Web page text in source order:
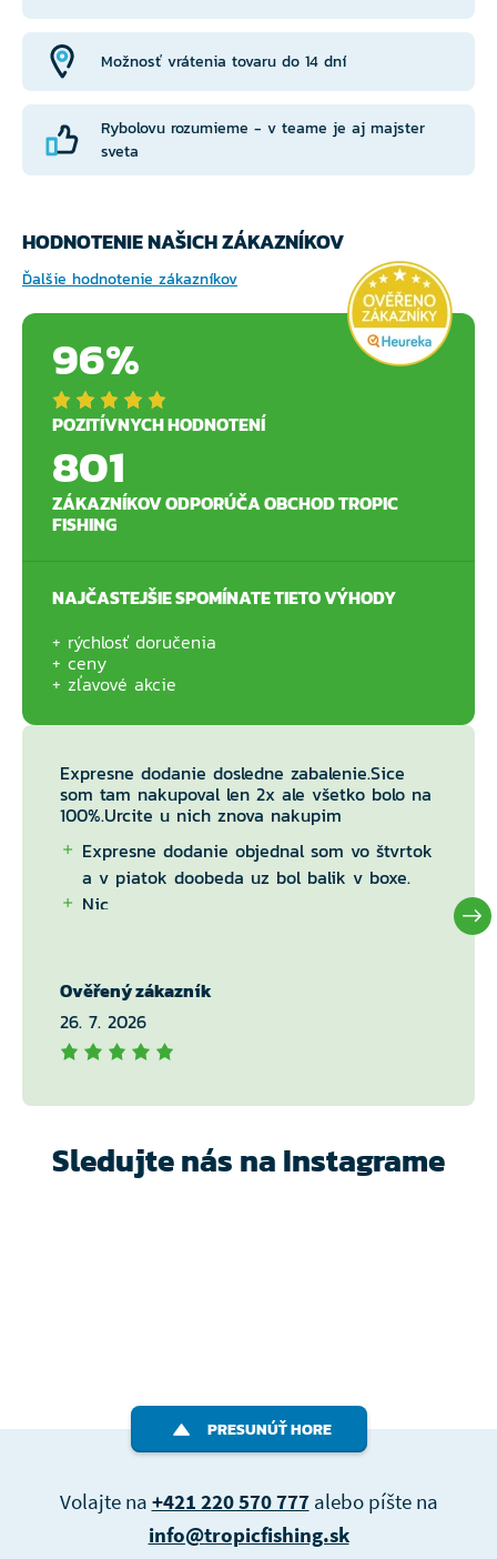
Možnosť vrátenia tovaru do 14 dní
Rybolovu rozumieme - v teame je aj majster
sveta
HODNOTENIE NAŠICH ZÁKAZNÍKOV
Ďalšie hodnotenie zákazníkov
96%
POZITÍVNYCH HODNOTENÍ
801
ZÁKAZNÍKOV ODPORÚČA OBCHOD TROPIC
FISHING
NAJČASTEJŠIE SPOMÍNATE TIETO VÝHODY
rýchlosť doručenia
ceny
zľavové akcie
Expresne dodanie dosledne zabalenie.Sice
som tam nakupoval len 2x ale všetko bolo na
100%.Urcite u nich znova nakupim
Expresne dodanie objednal som vo štvrtok
a v piatok doobeda uz bol balik v boxe.
Nic
Ověřený zákazník
26. 7. 2026
Sledujte nás na Instagrame
PRESUNÚŤ HORE
Volajte na +421 220 570 777alebo píšte na
info@tropicfishing.sk